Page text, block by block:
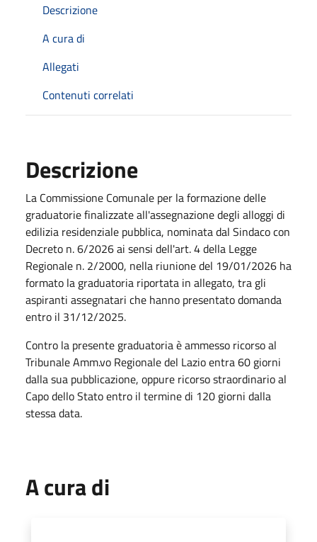
Descrizione
A cura di
Allegati
Contenuti correlati
Descrizione
La Commissione Comunale per la formazione delle
graduatorie finalizzate all'assegnazione degli alloggi di
edilizia residenziale pubblica, nominata dal Sindaco con
Decreto n. 6/2026 ai sensi dell'art. 4 della Legge
Regionale n. 2/2000, nella riunione del 19/01/2026 ha
formato la graduatoria riportata in allegato, tra gli
aspiranti assegnatari che hanno presentato domanda
entro il 31/12/2025.
Contro la presente graduatoria è ammesso ricorso al
Tribunale Amm.vo Regionale del Lazio entra 60 giorni
dalla sua pubblicazione, oppure ricorso straordinario al
Capo dello Stato entro il termine di 120 giorni dalla
stessa data.
A cura di